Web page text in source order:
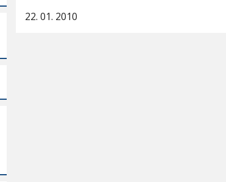
22. 01. 2010